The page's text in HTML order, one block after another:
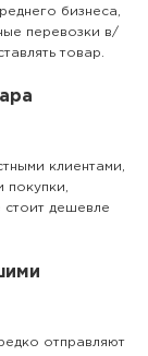
бизнеса,
перевозки в/
товар.
клиентами,
стоит дешевле
отправляют